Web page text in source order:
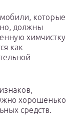
которые
должны
химчистку
как
хорошенько
средств.